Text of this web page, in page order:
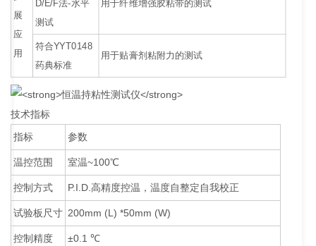
展
应
用
D/E/F法-水平
测试
用于纤维增强胶粘带的测试
符合YYT0148
药典标准
用于贴膏剂粘附力的测试
技术指标
指标
参数
温控范围 室温~100℃
控制方式 P.I.D.高精度控温，温度自整定自我校正
试验板尺寸 200mm (L) *50mm (W)
控制精度 ±0.1 ℃